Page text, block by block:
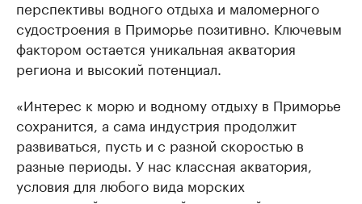
перспективы водного отдыха и маломерного
судостроения в Приморье позитивно. Ключевым
фактором остается уникальная акватория
региона и высокий потенциал.
«Интерес к морю и водному отдыху в Приморье
сохранится, а сама индустрия продолжит
развиваться, пусть и с разной скоростью в
разные периоды. У нас классная акватория,
условия для любого вида морских